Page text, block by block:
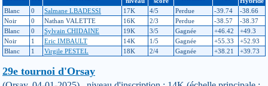
Blanc
0 Salmane LBADESSI 17K 4/5 Perdue -39.74
-38.66
Noir
0 Nathan VALETTE 16K 2/3 Perdue -38.57
-38.37
Blanc
0 Sylvain CHIDAINE 19K 3/5 Gagnée +46.42
+49.3
Noir
1 Eric IMBAULT 14K 1/5 Gagnée +55.33
+52.93
Blanc
1 Virgile PESTEL 18K 2/4 Gagnée +38.21 +39.73
29e tournoi d'Orsay